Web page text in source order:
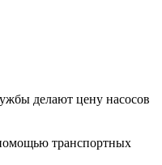
делают цену насосов
транспортных